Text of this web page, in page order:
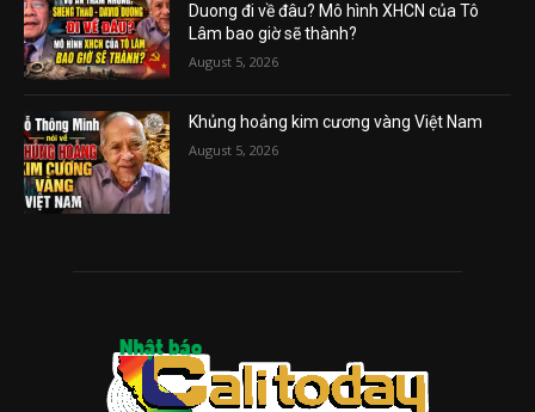
Duong đi về đâu? Mô hình XHCN của Tô
Lâm bao giờ sẽ thành?
August 5, 2026
Khủng hoảng kim cương vàng Việt Nam
August 5, 2026